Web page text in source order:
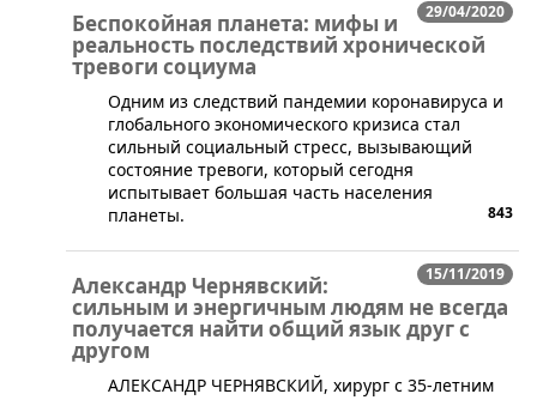
29/04/2020
Беспокойная планета: мифы и
реальность последствий хронической
тревоги социума
​​Одним из следствий пандемии коронавируса и
глобального экономического кризиса стал
сильный социальный стресс, вызывающий
состояние тревоги, который сегодня
испытывает большая часть населения
планеты.
843
15/11/2019
Александр Чернявский:
сильным и энергичным людям не всегда
получается найти общий язык друг с
другом
​АЛЕКСАНДР ЧЕРНЯВСКИЙ, хирург с 35-летним